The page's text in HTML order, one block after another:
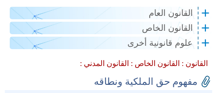
القانون العام
القانون الخاص
علوم قانونية أخرى
القانون : القانون الخاص : القانون المدني :
مفهوم حق الملكية ونطاقه